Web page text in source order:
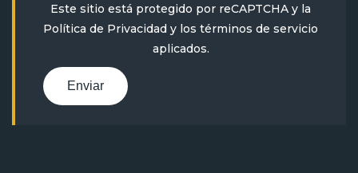
Este sitio está protegido por reCAPTCHA y la
Política de Privacidad y los términos de servicio
aplicados.
Enviar